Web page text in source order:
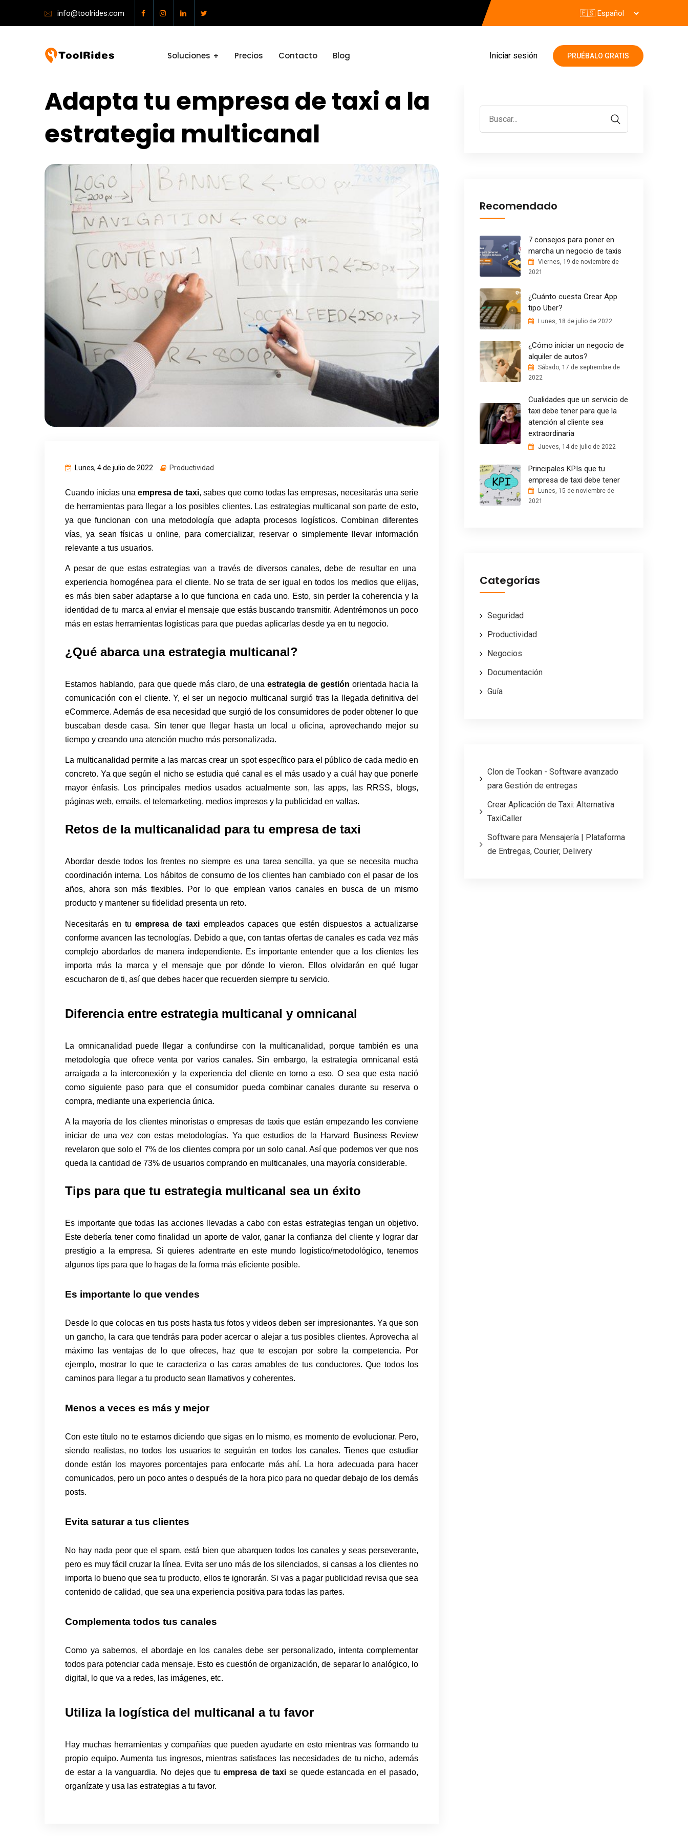
info@toolrides.com
Soluciones Precios Contacto Blog Iniciar sesión PRUÉBALO GRATIS
Adapta tu empresa de taxi a la
estrategia multicanal
Lunes, 4 de julio de 2022 Productividad
Cuando inicias unaempresa de taxi, sabes que como todas las empresas, necesitarás una serie
de herramientas para llegar a los posibles clientes. Las estrategias multicanal son parte de esto,
ya que funcionan con una metodología que adapta procesos logísticos. Combinan diferentes
vías, ya sean físicas u online, para comercializar, reservar o simplemente llevar información
relevante a tus usuarios.
A pesar de que estas estrategias van a través de diversos canales, debe de resultar en una
experiencia homogénea para el cliente. No se trata de ser igual en todos los medios que elijas,
es más bien saber adaptarse a lo que funciona en cada uno. Esto, sin perder la coherencia y la
identidad de tu marca al enviar el mensaje que estás buscando transmitir. Adentrémonos un poco
más en estas herramientas logísticas para que puedas aplicarlas desde ya en tu negocio.
¿Qué abarca una estrategia multicanal?
Estamos hablando, para que quede más claro, de unaestrategia de gestiónorientada hacia la
comunicación con el cliente. Y, el ser un negocio multicanal surgió tras la llegada definitiva del
eCommerce. Además de esa necesidad que surgió de los consumidores de poder obtener lo que
buscaban desde casa. Sin tener que llegar hasta un local u oficina, aprovechando mejor su
tiempo y creando una atención mucho más personalizada.
La multicanalidad permite a las marcas crear un spot específico para el público de cada medio en
concreto. Ya que según el nicho se estudia qué canal es el más usado y a cuál hay que ponerle
mayor énfasis. Los principales medios usados actualmente son, las apps, las RRSS, blogs,
páginas web, emails, el telemarketing, medios impresos y la publicidad en vallas.
Retos de la multicanalidad para tu empresa de taxi
Abordar desde todos los frentes no siempre es una tarea sencilla, ya que se necesita mucha
coordinación interna. Los hábitos de consumo de los clientes han cambiado con el pasar de los
años, ahora son más flexibles. Por lo que emplean varios canales en busca de un mismo
producto y mantener su fidelidad presenta un reto.
Necesitarás en tuempresa de taxi empleados capaces que estén dispuestos a actualizarse
conforme avancen las tecnologías. Debido a que, con tantas ofertas de canales es cada vez más
complejo abordarlos de manera independiente. Es importante entender que a los clientes les
importa más la marca y el mensaje que por dónde lo vieron. Ellos olvidarán en qué lugar
escucharon de ti, así que debes hacer que recuerden siempre tu servicio.
Diferencia entre estrategia multicanal y omnicanal
La omnicanalidad puede llegar a confundirse con la multicanalidad, porque también es una
metodología que ofrece venta por varios canales. Sin embargo, la estrategia omnicanal está
arraigada a la interconexión y la experiencia del cliente en torno a eso. O sea que esta nació
como siguiente paso para que el consumidor pueda combinar canales durante su reserva o
compra, mediante una experiencia única.
A la mayoría de los clientes minoristas o empresas de taxis que están empezando les conviene
iniciar de una vez con estas metodologías. Ya que estudios de la Harvard Business Review
revelaron que solo el 7% de los clientes compra por un solo canal. Así que podemos ver que nos
queda la cantidad de 73% de usuarios comprando en multicanales, una mayoría considerable.
Tips para que tu estrategia multicanal sea un éxito
Es importante que todas las acciones llevadas a cabo con estas estrategias tengan un objetivo.
Este debería tener como finalidad un aporte de valor, ganar la confianza del cliente y lograr dar
prestigio a la empresa. Si quieres adentrarte en este mundo logístico/metodológico, tenemos
algunos tips para que lo hagas de la forma más eficiente posible.
Es importante lo que vendes
Desde lo que colocas en tus posts hasta tus fotos y videos deben ser impresionantes. Ya que son
un gancho, la cara que tendrás para poder acercar o alejar a tus posibles clientes. Aprovecha al
máximo las ventajas de lo que ofreces, haz que te escojan por sobre la competencia. Por
ejemplo, mostrar lo que te caracteriza o las caras amables de tus conductores. Que todos los
caminos para llegar a tu producto sean llamativos y coherentes.
Menos a veces es más y mejor
Con este título no te estamos diciendo que sigas en lo mismo, es momento de evolucionar. Pero,
siendo realistas, no todos los usuarios te seguirán en todos los canales. Tienes que estudiar
donde están los mayores porcentajes para enfocarte más ahí. La hora adecuada para hacer
comunicados, pero un poco antes o después de la hora pico para no quedar debajo de los demás
posts.
Evita saturar a tus clientes
No hay nada peor que el spam, está bien que abarquen todos los canales y seas perseverante,
pero es muy fácil cruzar la línea. Evita ser uno más de los silenciados, si cansas a los clientes no
importa lo bueno que sea tu producto, ellos te ignorarán. Si vas a pagar publicidad revisa que sea
contenido de calidad, que sea una experiencia positiva para todas las partes.
Complementa todos tus canales
Como ya sabemos, el abordaje en los canales debe ser personalizado, intenta complementar
todos para potenciar cada mensaje. Esto es cuestión de organización, de separar lo analógico, lo
digital, lo que va a redes, las imágenes, etc.
Utiliza la logística del multicanal a tu favor
Hay muchas herramientas y compañías que pueden ayudarte en esto mientras vas formando tu
propio equipo. Aumenta tus ingresos, mientras satisfaces las necesidades de tu nicho, además
de estar a la vanguardia. No dejes que tuempresa de taxise quede estancada en el pasado,
organízate y usa las estrategias a tu favor.
Recomendado
7 consejos para poner en
marcha un negocio de taxis
Viernes, 19 de noviembre de
2021
¿Cuánto cuesta Crear App
tipo Uber?
Lunes, 18 de julio de 2022
¿Cómo iniciar un negocio de
alquiler de autos?
Sábado, 17 de septiembre de
2022
Cualidades que un servicio de
taxi debe tener para que la
atención al cliente sea
extraordinaria
Jueves, 14 de julio de 2022
Principales KPIs que tu
empresa de taxi debe tener
Lunes, 15 de noviembre de
2021
Categorías
Seguridad
Productividad
Negocios
Documentación
Guía
Clon de Tookan - Software avanzado
para Gestión de entregas
Crear Aplicación de Taxi: Alternativa
TaxiCaller
Software para Mensajería | Plataforma
de Entregas, Courier, Delivery